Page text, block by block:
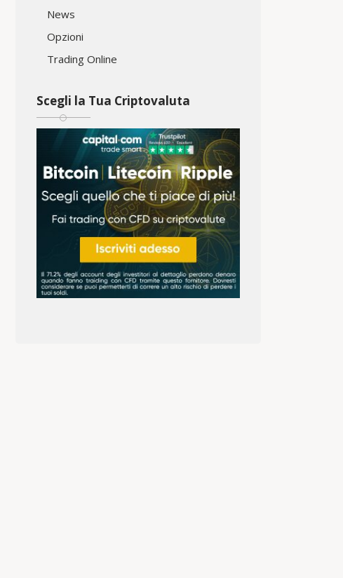
News
Opzioni
Trading Online
Scegli la Tua Criptovaluta